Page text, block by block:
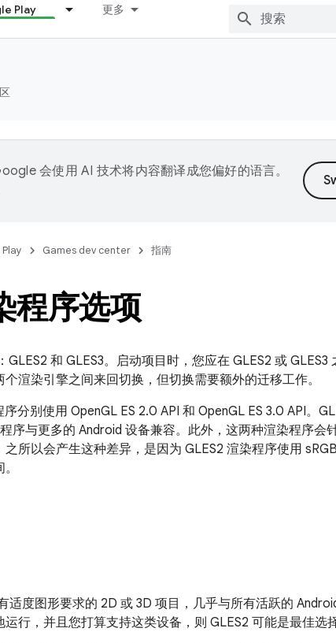
Play 更多
会使用 AI 技术将内容翻译成您偏好的语言。
Games dev center 指南
程序选项
和 GLES3。启动项目时，您应在 GLES2 或 GLES3
渲染引擎之间来回切换，但切换需要额外的迁移工作。
分别使用 OpenGL ES 2.0 API 和 OpenGL ES 3.0 API。
序与更多的 Android 设备兼容。此外，这两种渲染程序会
所以会产生这种差异，是因为 GLES2 渲染程序使用
适度图形要求的 2D 或 3D 项目，几乎与所有活跃的
行，并且您打算支持这类设备，则 GLES2 可能是最佳选择